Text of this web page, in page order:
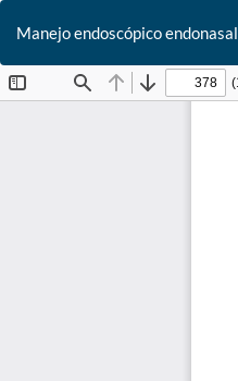
Manejo endoscópico